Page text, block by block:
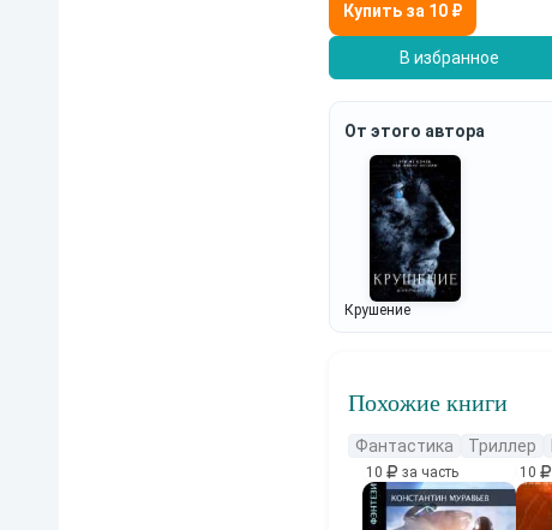
В избранное
От этого автора
Крушение
Похожие книги
Фантастика Триллер
10 за часть 10